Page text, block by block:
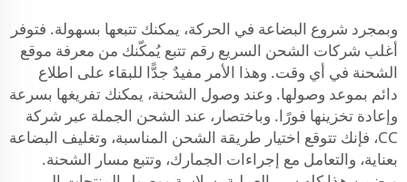
وبمجرد شروع البضاعة في الحركة، يمكنك تتبعها بسهولة. فتوفر
أغلب شركات الشحن السريع رقم تتبع يُمكّنك من معرفة موقع
الشحنة في أي وقت. وهذا الأمر مفيدٌ جدًّا للبقاء على اطلاع
دائم بموعد وصولها. وعند وصول الشحنة، يمكنك تفريغها بسرعة
وإعادة تخزينها فورًا. وباختصار، عند الشحن الجملة عبر شركة
CC، فإنك تتوقع اختيار طريقة الشحن المناسبة، وتغليف البضاعة
بعناية، والتعامل مع إجراءات الجمارك، وتتبع مسار الشحنة.